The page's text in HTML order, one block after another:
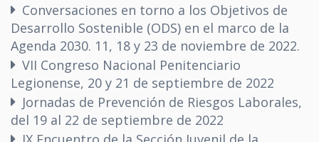
Conversaciones en torno a los Objetivos de
Desarrollo Sostenible (ODS) en el marco de la
Agenda 2030. 11, 18 y 23 de noviembre de 2022.
VII Congreso Nacional Penitenciario
Legionense, 20 y 21 de septiembre de 2022
Jornadas de Prevención de Riesgos Laborales,
del 19 al 22 de septiembre de 2022